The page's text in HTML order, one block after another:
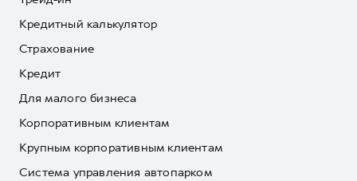
Кредитный калькулятор
Страхование
Кредит
Для малого бизнеса
Корпоративным клиентам
Крупным корпоративным клиентам
Система управления автопарком